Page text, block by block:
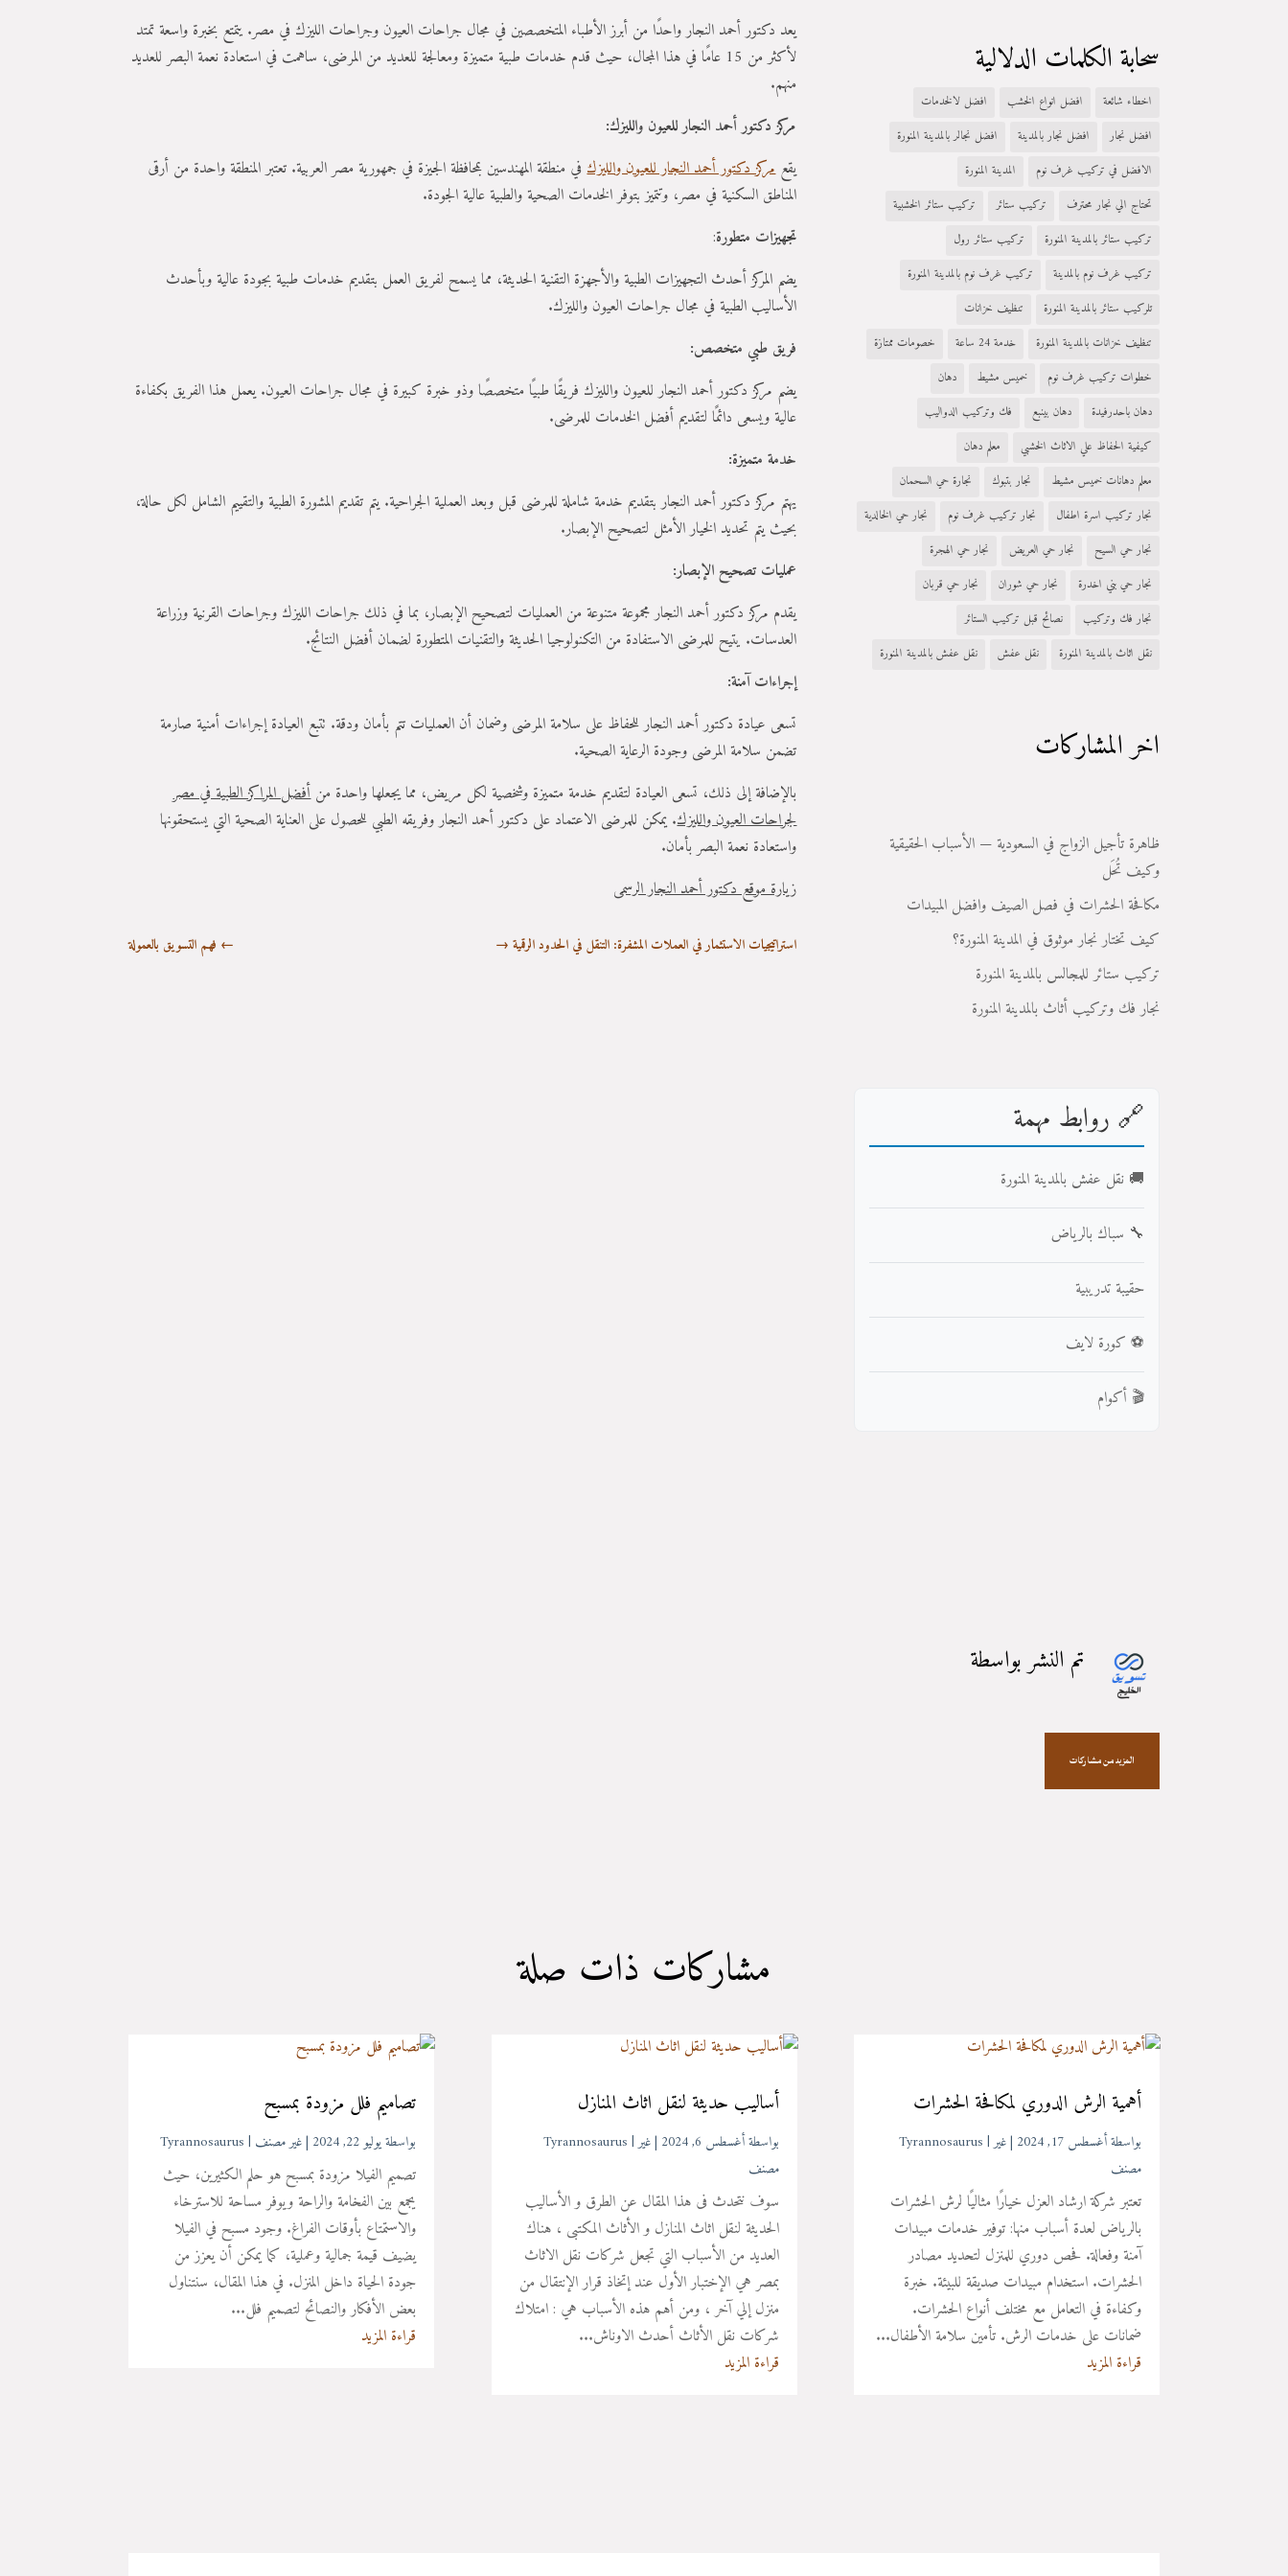
يعد دكتور أحمد النجار واحدًا من أبرز الأطباء المتخصصين في مجال جراحات العيون وجراحات الليزك في مصر. يتمتع بخبرة واسعة تمتد
لأكثر من 15 عامًا في هذا المجال، حيث قدم خدمات طبية متميزة ومعالجة للعديد من المرضى، ساهمت في استعادة نعمة البصر للعديد
منهم.
مركز دكتور أحمد النجار للعيون والليزك:
يقعمركز دكتور أحمد النجار للعيون والليزكفي منطقة المهندسين بمحافظة الجيزة في جمهورية مصر العربية. تعتبر المنطقة واحدة من أرقى
المناطق السكنية في مصر، وتتميز بتوفر الخدمات الصحية والطبية عالية الجودة.
تجهيزات متطورة:
يضم المركز أحدث التجهيزات الطبية والأجهزة التقنية الحديثة، مما يسمح لفريق العمل بتقديم خدمات طبية بجودة عالية وبأحدث
الأساليب الطبية في مجال جراحات العيون والليزك.
فريق طبي متخصص:
يضم مركز دكتور أحمد النجار للعيون والليزك فريقًا طبيًا متخصصًا وذو خبرة كبيرة في مجال جراحات العيون. يعمل هذا الفريق بكفاءة
عالية ويسعى دائمًا لتقديم أفضل الخدمات للمرضى.
خدمة متميزة:
يهتم مركز دكتور أحمد النجار بتقديم خدمة شاملة للمرضى قبل وبعد العملية الجراحية. يتم تقديم المشورة الطبية والتقييم الشامل لكل حالة،
بحيث يتم تحديد الخيار الأمثل لتصحيح الإبصار.
عمليات تصحيح الإبصار:
يقدم مركز دكتور أحمد النجار مجموعة متنوعة من العمليات لتصحيح الإبصار، بما في ذلك جراحات الليزك وجراحات القرنية وزراعة
العدسات. يتيح للمرضى الاستفادة من التكنولوجيا الحديثة والتقنيات المتطورة لضمان أفضل النتائج.
إجراءات آمنة:
تسعى عيادة دكتور أحمد النجار للحفاظ على سلامة المرضى وضمان أن العمليات تتم بأمان ودقة. تتبع العيادة إجراءات أمنية صارمة
تضمن سلامة المرضى وجودة الرعاية الصحية.
بالإضافة إلى ذلك، تسعى العيادة لتقديم خدمة متميزة وشخصية لكل مريض، مما يجعلها واحدة منأفضل المراكز الطبية في مصر
لجراحات العيون والليزك. يمكن للمرضى الاعتماد على دكتور أحمد النجار وفريقه الطبي للحصول على العناية الصحية التي يستحقونها
واستعادة نعمة البصر بأمان.
زيارة موقع دكتور أحمد النجار الرسمى
← فهم التسويق بالعمولة استراتيجيات الاستثمار في العملات المشفرة: التنقل في الحدود الرقمية→
سحابة الكلمات الدلالية
اخطاء شائعة افضل انواع الخشب
افضل لالخدمات
افضل نجار
افضل نجار بالمدينة
افضل نجالر بالمدينة المنورة
الافضل في تركيب غرف نوم
المدينة المنورة
تحتاج الي نجار محترف
تركيب ستائر
تركيب ستائر الخشبية
تركيب ستائر بالمدينة المنورة
تركيب ستائر رول
تركيب غرف نوم بالمدينة
تركيب غرف نوم بالمدينة المنورة
تلركيب ستائر بالمدينة المنورة
تنظيف خزانات
تنظيف خزانات بالمدينة المنورة
خدمة 24 ساعة
خصومات ممتازة
خطوات تركيب غرف نوم
خميس مشيط
دهان
دهان باحدرفيدة
دهان بينبع
فك وتركيب الدواليب
كيفية الحفاظ علي الاثاث الخشبي
معلم دهان
معلم دهانات خميس مشيط
نجار بتبوك
نجارة حي السحمان
نجار تركيب اسرة اطفال
نجار تركيب غرف نوم
نجار حي الخالدية
نجار حي السيح
نجار حي العريض
نجار حي الهجرة
نجار حي بني اخدرة
نجار حي شوران
نجار حي قربان
نجار فك وتركيب
نصائح قبل تركيب الستائر
نقل اثاث بالمدينة المنورة
نقل عفش نقل عفش بالمدينة المنورة
اخر المشاركات
ظاهرة تأجيل الزواج في السعودية — الأسباب الحقيقية
وكيف تُحَل
مكافحة الحشرات في فصل الصيف وافضل المبيدات
كيف تختار نجار موثوق في المدينة المنورة؟
تركيب ستائر للمجالس بالمدينة المنورة
نجار فك وتركيب أثاث بالمدينة المنورة
🔗 روابط مهمة
🚚 نقل عفش بالمدينة المنورة
🔧 سباك بالرياض
حقيبة تدريبية
⚽ كورة لايف
🎬 أكوام
تم النشر بواسطة
المزيد من مشاركات
مشاركات ذات صلة
أهمية الرش الدوري لمكافحة الحشرات
بواسطة ‪ Tyrannosaurus | ‏أغسطس 17, 2024 |غير
مصنف
تعتبر شركة ارشاد العزل خيارًا مثاليًا لرش الحشرات
بالرياض لعدة أسباب منها: توفير خدمات مبيدات
آمنة وفعالة. فحص دوري للمنزل لتحديد مصادر
الحشرات. استخدام مبيدات صديقة للبيئة. خبرة
وكفاءة في التعامل مع مختلف أنواع الحشرات.
ضمانات على خدمات الرش. تأمين سلامة الأطفال...
قراءة المزيد
أساليب حديثة لنقل اثاث المنازل
بواسطة ‪ Tyrannosaurus | ‏أغسطس 6, 2024 |غير
مصنف
سوف نتحدث فى هذا المقال عن الطرق و الأساليب
الحديثة لنقل اثاث المنازل و الأثاث المكتبى ، هناك
العديد من الأسباب التي تجعل شركات نقل الاثاث
بمصر هي الإختبار الأول عند إتخاذ قرار الإنتقال من
منزل إلي آخر ، ومن أهم هذه الأسباب هي : امتلاك
شركات نقل الأثاث أحدث الاوناش...
قراءة المزيد
تصاميم فلل مزودة بمسبح
بواسطة ‪ Tyrannosaurus يوليو 22, 2024 |غير مصنف
تصميم الفيلا مزودة بمسبح هو حلم الكثيرين، حيث
يجمع بين الفخامة والراحة ويوفر مساحة للاسترخاء
والاستمتاع بأوقات الفراغ. وجود مسبح في الفيلا
يضيف قيمة جمالية وعملية، كما يمكن أن يعزز من
جودة الحياة داخل المنزل. في هذا المقال، سنتناول
بعض الأفكار والنصائح لتصميم فلل...
قراءة المزيد